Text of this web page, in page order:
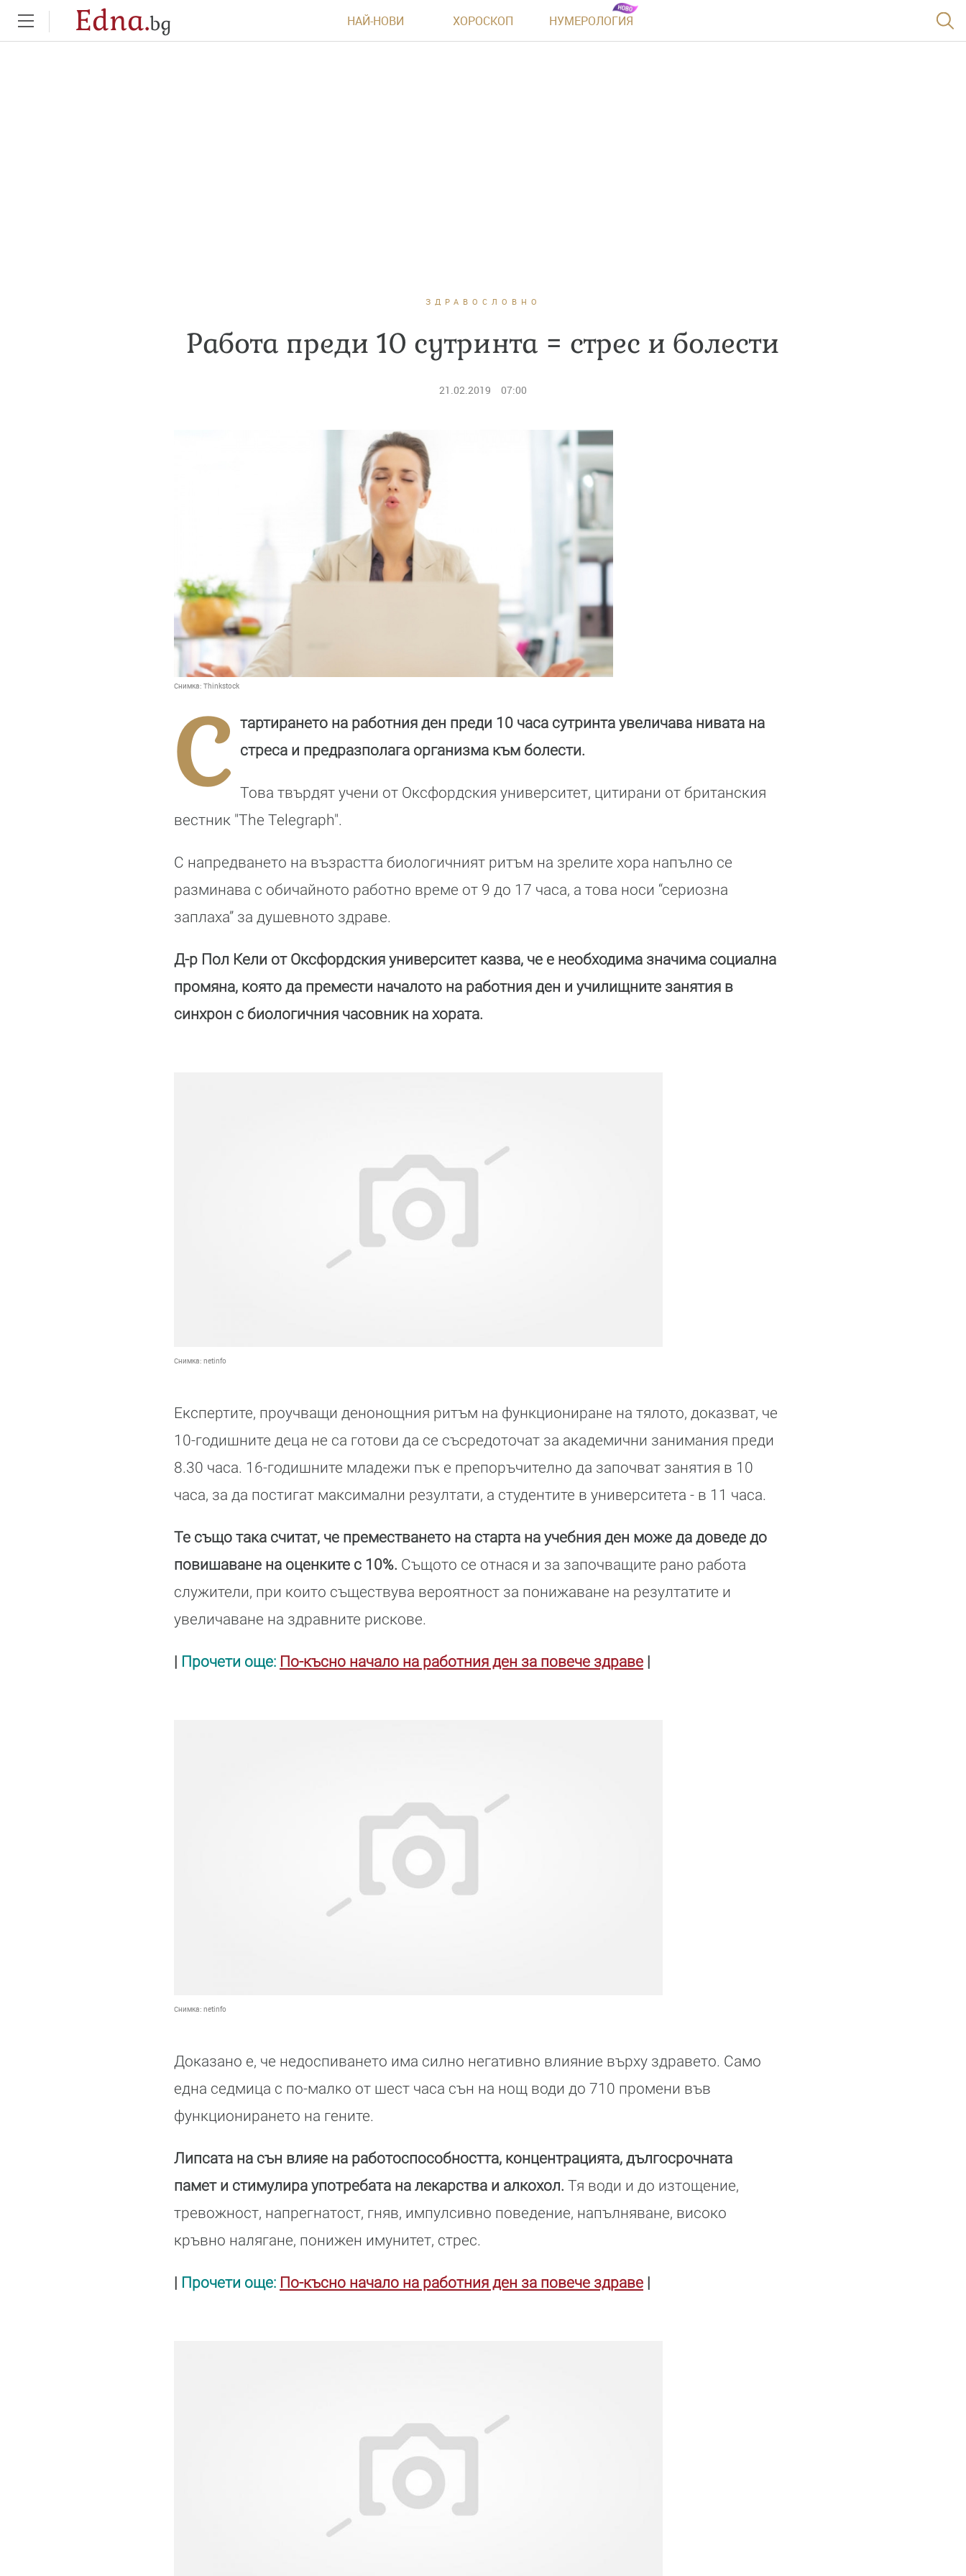
Edna.bg НАЙ-НОВИ ХОРОСКОП НУМЕРОЛОГИЯ
ЗДРАВОСЛОВНО
Работа преди 10 сутринта = стрес и болести
21.02.2019 07:00
Снимка: Thinkstock
С
тартирането на работния ден преди 10 часа сутринта увеличава нивата на
стреса и предразполага организма към болести.
Това твърдят учени от Оксфордския университет, цитирани от британския
вестник "The Telegraph".
С напредването на възрастта биологичният ритъм на зрелите хора напълно се
разминава с обичайното работно време от 9 до 17 часа, а това носи “сериозна
заплаха” за душевното здраве.
Д-р Пол Кели от Оксфордския университет казва, че е необходима значима социална
промяна, която да премести началото на работния ден и училищните занятия в
синхрон с биологичния часовник на хората.
Снимка: netinfo
Експертите, проучващи денонощния ритъм на функциониране на тялото, доказват, че
10-годишните деца не са готови да се съсредоточат за академични занимания преди
8.30 часа. 16-годишните младежи пък е препоръчително да започват занятия в 10
часа, за да постигат максимални резултати, а студентите в университета - в 11 часа.
Те също така считат, че преместването на старта на учебния ден може да доведе до
повишаване на оценките с 10%. Същото се отнася и за започващите рано работа
служители, при които съществува вероятност за понижаване на резултатите и
увеличаване на здравните рискове.
| Прочети още: По-късно начало на работния ден за повече здраве |
Снимка: netinfo
Доказано е, че недоспиването има силно негативно влияние върху здравето. Само
една седмица с по-малко от шест часа сън на нощ води до 710 промени във
функционирането на гените.
Липсата на сън влияе на работоспособността, концентрацията, дългосрочната
памет и стимулира употребата на лекарства и алкохол. Тя води и до изтощение,
тревожност, напрегнатост, гняв, импулсивно поведение, напълняване, високо
кръвно налягане, понижен имунитет, стрес.
| Прочети още: По-късно начало на работния ден за повече здраве |